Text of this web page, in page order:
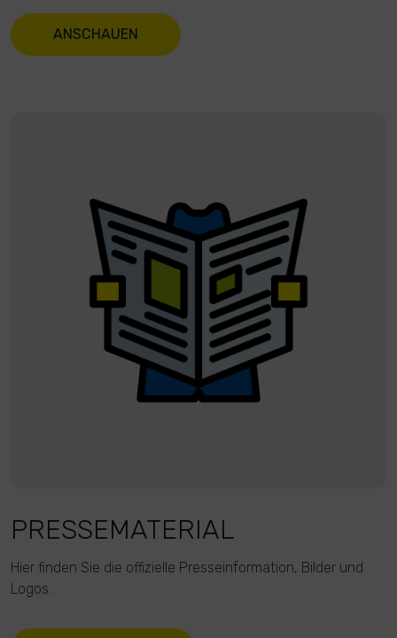
ANSCHAUEN
PRESSEMATERIAL
Hier finden Sie die offizielle Presseinformation, Bilder und
Logos.